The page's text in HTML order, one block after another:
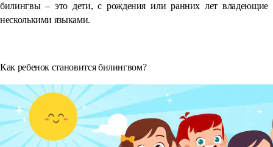
билингвы – это дети, с рождения или ранних лет владеющие
несколькими языками.
Как ребенок становится билингвом?